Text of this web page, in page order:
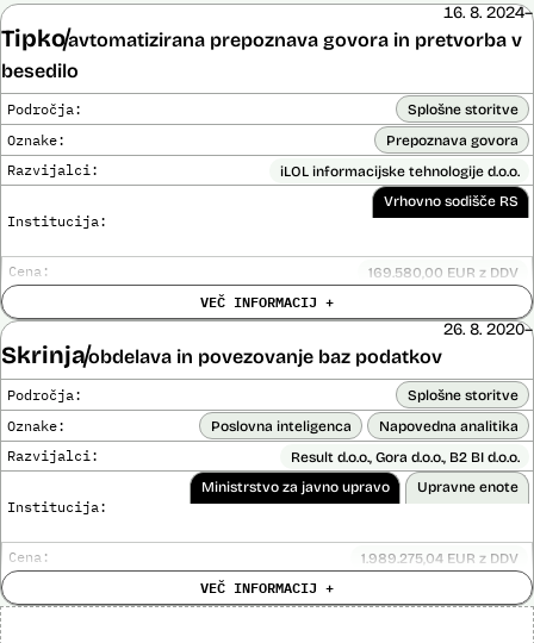
Tipkoavtomatizirana prepoznava govora in pretvorba v
besedilo
16. 8. 2024–
Področja: Splošne storitve
Oznake: Prepoznava govora
Razvijalci: iLOL informacijske tehnologije d.o.o.
Institucija:
Vrhovno sodišče RS
Cena: 169.580,00 EUR z DDV
licence:
opravljena:
Ne
Posodobljeno: 3. december 2024
Orodje uporablja metode strojnega učenja, predvsem nevronske
mreže, z namenom učinkovite in zanesljive prepoznave govora.
Orodje prepozna različne vrste avdio datotek, izvede prepoznavanje
govora, vključno z ločitvijo na govorce, po najboljših močeh popravi
besedišče in prepis opremi z ločili.
Viri:
Dosje javnega naročila
VEČ INFORMACIJ +
Skrinjaobdelava in povezovanje baz podatkov
26. 8. 2020–
Področja: Splošne storitve
Oznake: Poslovna inteligenca Napovedna analitika
Razvijalci: Result d.o.o., Gora d.o.o., B2 BI d.o.o.
Institucija:
Ministrstvo za javno upravo Upravne enote
Cena: 1.989.275,04 EUR z DDV
Analiza učinka na človekove pravice
opravljena:
VEČ INFORMACIJ +